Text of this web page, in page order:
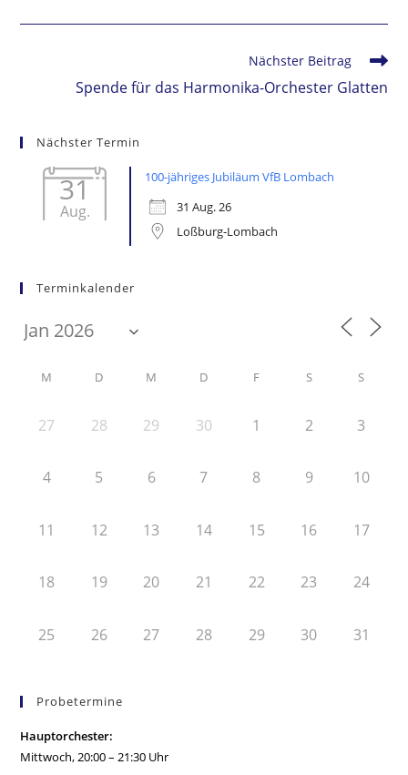
Nächster Beitrag
Spende für das Harmonika-Orchester Glatten
Nächster Termin
31
Aug.
100-jähriges Jubiläum VfB Lombach
31 Aug. 26
Loßburg-Lombach
Terminkalender
M D M D F S S
27 28 29 30 1 2 3
4 5 6 7 8 9 10
11 12 13 14 15 16 17
18 19 20 21 22 23 24
25 26 27 28 29 30 31
Probetermine
Hauptorchester:
Mittwoch, 20:00 – 21:30 Uhr